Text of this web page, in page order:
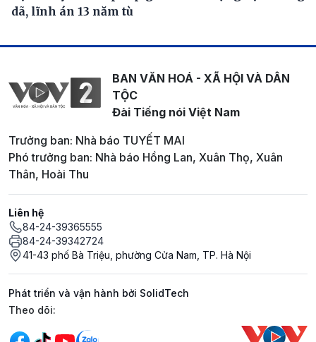
dã, lĩnh án 13 năm tù
BAN VĂN HOÁ - XÃ HỘI VÀ DÂN
TỘC
Đài Tiếng nói Việt Nam
Trưởng ban: Nhà báo TUYẾT MAI
Phó trưởng ban: Nhà báo Hồng Lan, Xuân Thọ, Xuân
Thân, Hoài Thu
Liên hệ
84-24-39365555
84-24-39342724
41-43 phố Bà Triệu, phường Cửa Nam, TP. Hà Nội
Phát triển và vận hành bởi SolidTech
Mạng xã hội
Theo dõi: